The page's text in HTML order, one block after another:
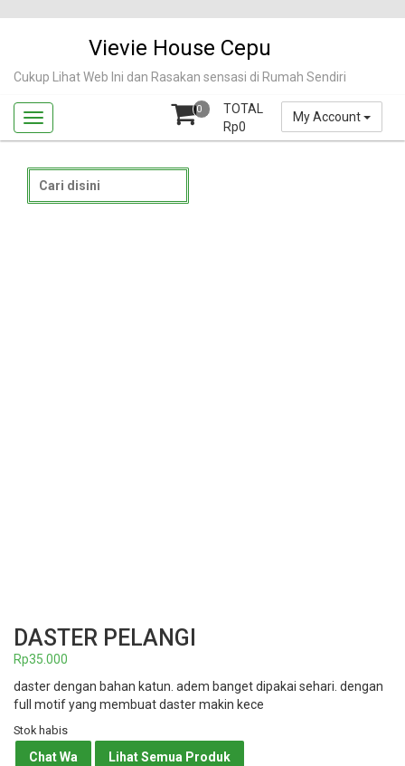
Vievie House Cepu
Cukup Lihat Web Ini dan Rasakan sensasi di Rumah Sendiri
My Account
0
TOTAL
Rp0
for:
DASTER PELANGI
Rp35.000
daster dengan bahan katun. adem banget dipakai sehari. dengan
full motif yang membuat daster makin kece
Stok habis
Chat Wa Lihat Semua Produk